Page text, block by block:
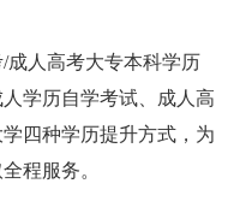
成人高考大专本科学历
学历自学考试、成人高
四种学历提升方式，为
程服务。